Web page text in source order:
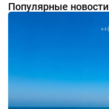
Популярные новости